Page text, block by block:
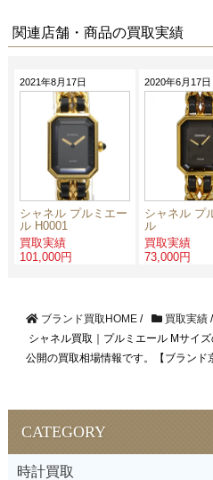
関連店舗・商品の買取実績
2021年8月17日
シャネル プルミエー
ル H0001
買取実績
101,000円
2020年6月17日
シャネル プ
ル
買取実績
73,000円
ブランド買取HOME/ 買取実績/
シャネル買取｜プルミエール Mサイ
公開の買取相場情報です。【ブランド
CATEGORY
時計買取